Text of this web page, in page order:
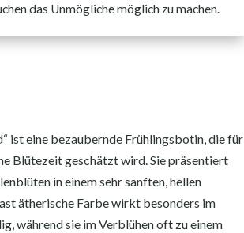
das Unmögliche möglich zu machen.
ist eine bezaubernde Frühlingsbotin, die für
Blütezeit geschätzt wird. Sie präsentiert
in einem sehr sanften, hellen
ätherische Farbe wirkt besonders im
während sie im Verblühen oft zu einem